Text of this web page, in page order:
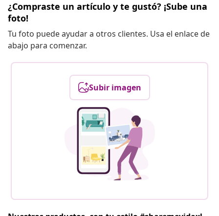
¿Compraste un artículo y te gustó? ¡Sube una
foto!
Tu foto puede ayudar a otros clientes. Usa el enlace de
abajo para comenzar.
Subir imagen